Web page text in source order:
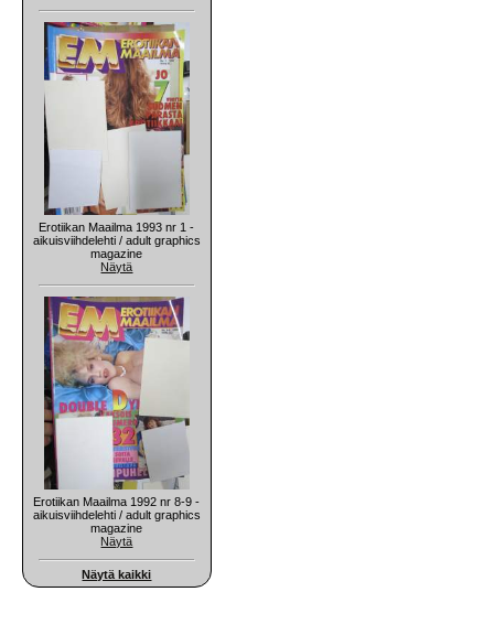
Erotiikan Maailma 1993 nr 1 -
aikuisviihdelehti / adult graphics
magazine
Näytä
Erotiikan Maailma 1992 nr 8-9 -
aikuisviihdelehti / adult graphics
magazine
Näytä
Näytä kaikki